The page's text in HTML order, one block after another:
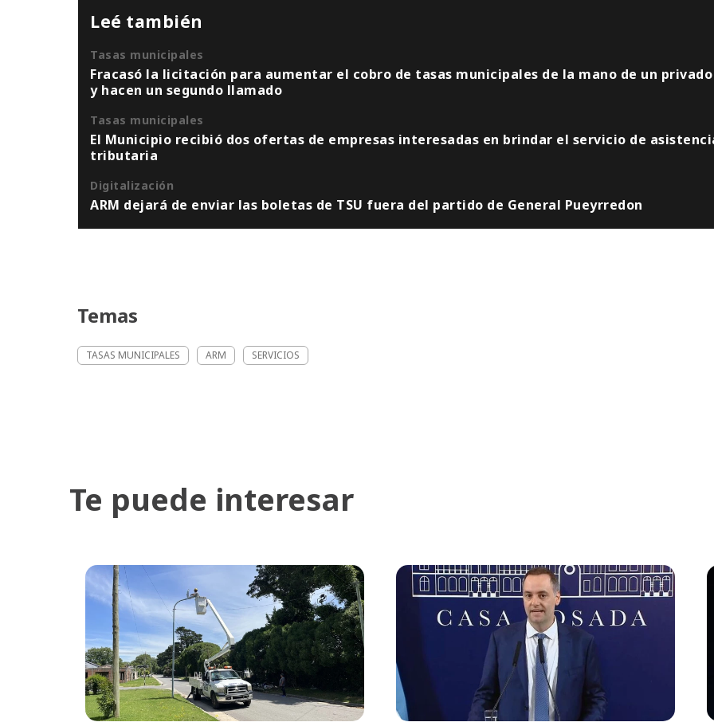
Leé también
Tasas municipales
Fracasó la licitación para aumentar el cobro de tasas municipales de la mano de un privado
y hacen un segundo llamado
Tasas municipales
El Municipio recibió dos ofertas de empresas interesadas en brindar el servicio de
tributaria
Digitalización
ARM dejará de enviar las boletas de TSU fuera del partido de General Pueyrredon
Temas
TASAS MUNICIPALES ARM SERVICIOS
Te puede interesar